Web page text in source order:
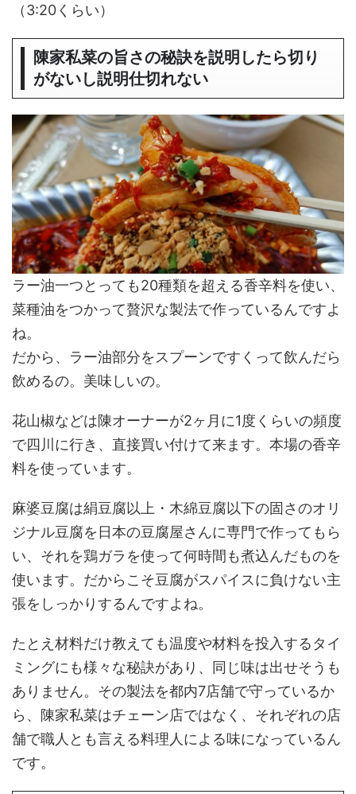
（3:20くらい）
陳家私菜の旨さの秘訣を説明したら切り
がないし説明仕切れない
ラー油一つとっても20種類を超える香辛料を使い、
菜種油をつかって贅沢な製法で作っているんですよ
ね。
だから、ラー油部分をスプーンですくって飲んだら
飲めるの。美味しいの。
花山椒などは陳オーナーが2ヶ月に1度くらいの頻度
で四川に行き、直接買い付けて来ます。本場の香辛
料を使っています。
麻婆豆腐は絹豆腐以上・木綿豆腐以下の固さのオリ
ジナル豆腐を日本の豆腐屋さんに専門で作ってもら
い、それを鶏ガラを使って何時間も煮込んだものを
使います。だからこそ豆腐がスパイスに負けない主
張をしっかりするんですよね。
たとえ材料だけ教えても温度や材料を投入するタイ
ミングにも様々な秘訣があり、同じ味は出せそうも
ありません。その製法を都内7店舗で守っているか
ら、陳家私菜はチェーン店ではなく、それぞれの店
舗で職人とも言える料理人による味になっているん
です。